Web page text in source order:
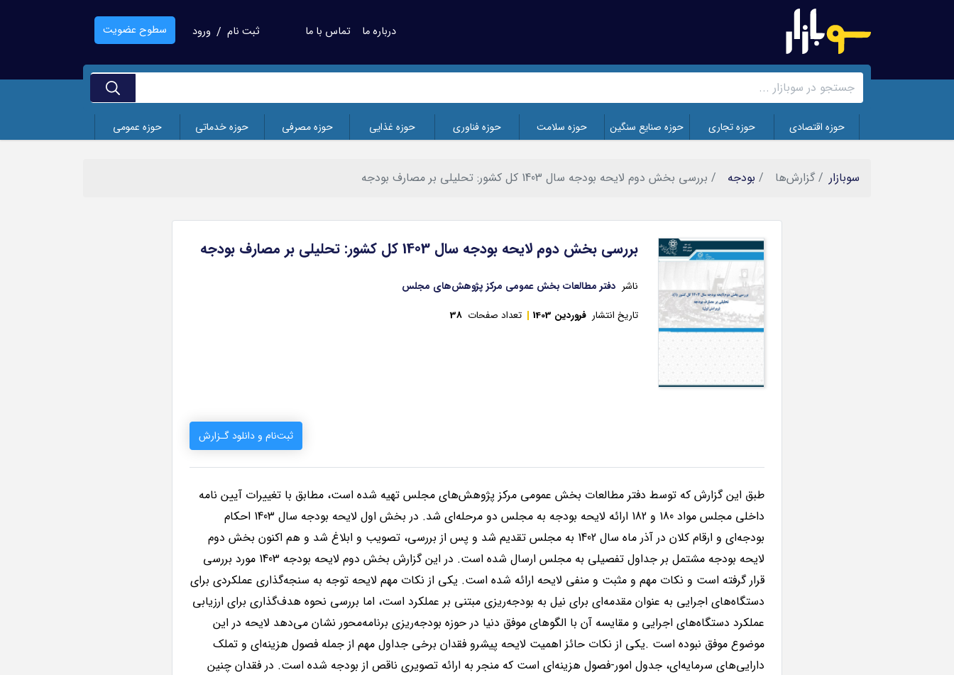
درباره ما تماس با ما ثبت نام / ورود سطوح عضویت
حوزه اقتصادی حوزه تجاری حوزه صنایع سنگین حوزه سلامت حوزه فناوری حوزه غذایی حوزه مصرفی حوزه خدماتی حوزه عمومی
سوبازار گزارش‌ها بودجه بررسی بخش دوم لایحه بودجه سال 1403 کل کشور: تحلیلی بر مصارف بودجه
تصویر بررسی بخش دوم لایحه بودجه سال 1403 کل کشور: تحلیلی بر مصارف بودجه
ناشر دفتر مطالعات بخش عمومی مرکز پژوهش‌های مجلس
تاریخ انتشار فروردین 1403 تعداد صفحات 38
ثبت‌نام و دانلود گـزارش
طبق این گزارش که توسط دفتر مطالعات بخش عمومی مرکز پژوهش‌های مجلس تهیه شده است، مطابق با تغییرات آیین نامه
داخلی مجلس مواد 180 و 182 ارائه لایحه بودجه به مجلس دو مرحله‌ای شد. در بخش اول لایحه بودجه سال 1403 احکام
بودجه‌ای و ارقام کلان در آذر ماه سال 1402 به مجلس تقدیم شد و پس از بررسی، تصویب و ابلاغ شد و هم اکنون بخش دوم
لایحه بودجه مشتمل بر جداول تفصیلی به مجلس ارسال شده است. در این گزارش بخش دوم لایحه بودجه 1403 مورد بررسی
قرار گرفته است و نکات مهم و مثبت و منفی لایحه ارائه شده است. یکی از نکات مهم لایحه توجه به سنجه‌گذاری عملکردی برای
دستگاه‌های اجرایی به عنوان مقدمه‌ای برای نیل به بودجه‌ریزی مبتنی بر عملکرد است، اما بررسی نحوه هدف‌گذاری برای ارزیابی
عملکرد دستگاه‌های اجرایی و مقایسه آن با الگوهای موفق دنیا در حوزه بودجه‌ریزی برنامه‌محور نشان می‌دهد لایحه در این
موضوع موفق نبوده است .یکی از نکات حائز اهمیت لایحه پیشرو فقدان برخی جداول مهم از جمله فصول هزینه‌ای و تملک
دارایی‌های سرمایه‌ای، جدول امور-فصول هزینه‌ای است که منجر به ارائه تصویری ناقص از بودجه شده است. در فقدان چنین